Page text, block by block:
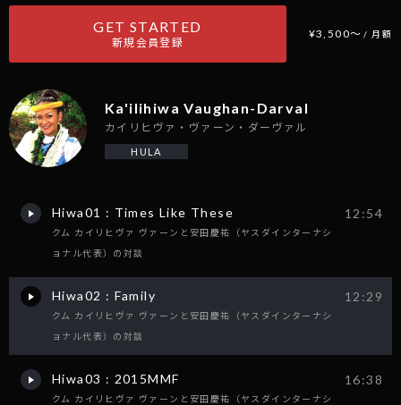
GET STARTED
新規会員登録
¥3,500〜 / 月額
Ka'ilihiwa Vaughan-Darval
カイリヒヴァ・ヴァーン・ダーヴァル
HULA
Hiwa01 : Times Like These
クム カイリヒヴァ ヴァーンと安田慶祐（ヤスダインターナシ
ョナル代表）の対談
12:54
Hiwa02 : Family
クム カイリヒヴァ ヴァーンと安田慶祐（ヤスダインターナシ
ョナル代表）の対談
12:29
Hiwa03 : 2015MMF
クム カイリヒヴァ ヴァーンと安田慶祐（ヤスダインターナシ
16:38